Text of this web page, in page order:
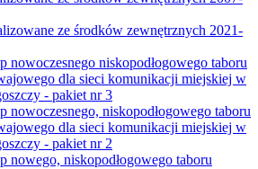
ze środków zewnętrznych 2021-
nowoczesnego niskopodłogowego taboru
dla sieci komunikacji miejskiej w
- pakiet nr 3
nowoczesnego, niskopodłogowego taboru
dla sieci komunikacji miejskiej w
- pakiet nr 2
nowego, niskopodłogowego taboru